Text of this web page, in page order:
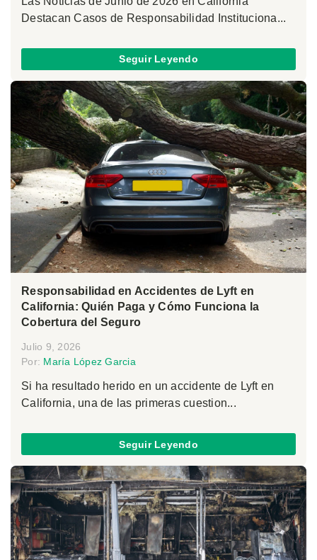
Destacan Casos de Responsabilidad Instituciona...
Seguir Leyendo
Responsabilidad en Accidentes de Lyft en
California: Quién Paga y Cómo Funciona la
Cobertura del Seguro
Julio 9, 2026
Por: María López Garcia
Si ha resultado herido en un accidente de Lyft en
California, una de las primeras cuestion...
Seguir Leyendo